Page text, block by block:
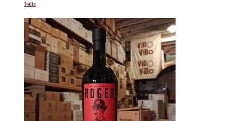
Italia